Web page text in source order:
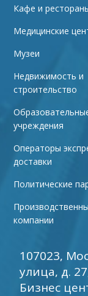
Кафе и
Медицинские
Музеи
Недвижимость и
строительство
учреждения
Операторы
доставки
Политические
компании
107023,
улица, д.
Бизнес